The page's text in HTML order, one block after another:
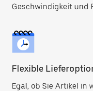
Geschwindigkeit und
Flexible
Egal, ob Sie Artikel in